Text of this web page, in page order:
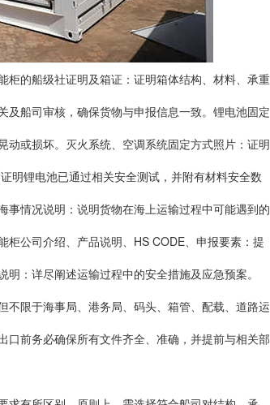
的船级社证明及箱证：证明箱体结构、材料、承重
船司审核，确保货物与申报信息一致。锂电池固定
或损坏。灭火系统、空调系统固定方式照片：证明
明锂电池已通过相关安全测试，并附有材料安全数
情况说明：说明货物在海上运输过程中可能遇到的
公司介绍、产品说明、HS CODE、申报要素：提
：详尽阐述运输过程中的安全措施及应急预案。
限于海事局、港务局、码头、箱管、配载、道路运
前务必确保所有文件齐全、准确，并提前与相关部